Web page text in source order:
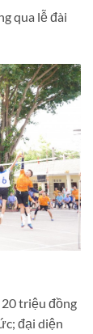
qua lễ đài
triệu đồng
đại diện